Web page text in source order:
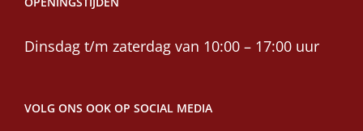
Dinsdag t/m zaterdag van 10:00 – 17:00 uur
VOLG ONS OOK OP SOCIAL MEDIA